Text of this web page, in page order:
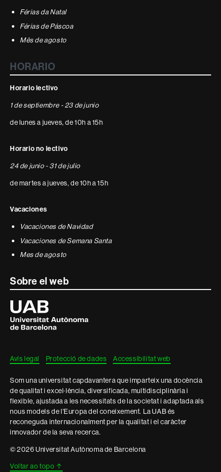
Férias da Natal
Férias de Páscoa
Mês de agosto
HORARIO
Horario lectivo
1 de septiembre - 23 de junio
de lunes a jueves, de 10h a 15h
Horario no lectivo
24 de junio - 31 de julio
de martes a jueves, de 10h a 15h
Vacaciones
Vacaciones de Navidad
Vacaciones de Semana Santa
Mes de agosto
Sobre el web
Universitat
Autònoma
de
Barcelona
Avís legal Protecció de dades Accessibilitat web
Som una universitat capdavantera que imparteix una docència
de qualitat i excel·lència, diversificada, multidisciplinària i
flexible, ajustada a les necessitats de la societat i adaptada als
nous models de l'Europa del coneixement. La UAB és
reconeguda internacionalment per la qualitat i el caràcter
innovador de la seva recerca.
© 2026 Universitat Autònoma de Barcelona
Voltar ao topo ↑